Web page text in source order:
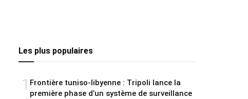
Les plus populaires
1 Frontière tuniso-libyenne : Tripoli lance la
première phase d’un système de surveillance